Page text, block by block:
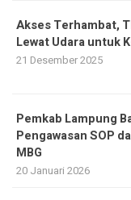
Akses Terhambat,
Lewat Udara untuk
21 Desember 2025
Pemkab Lampung
Pengawasan SOP
MBG
20 Januari 2026